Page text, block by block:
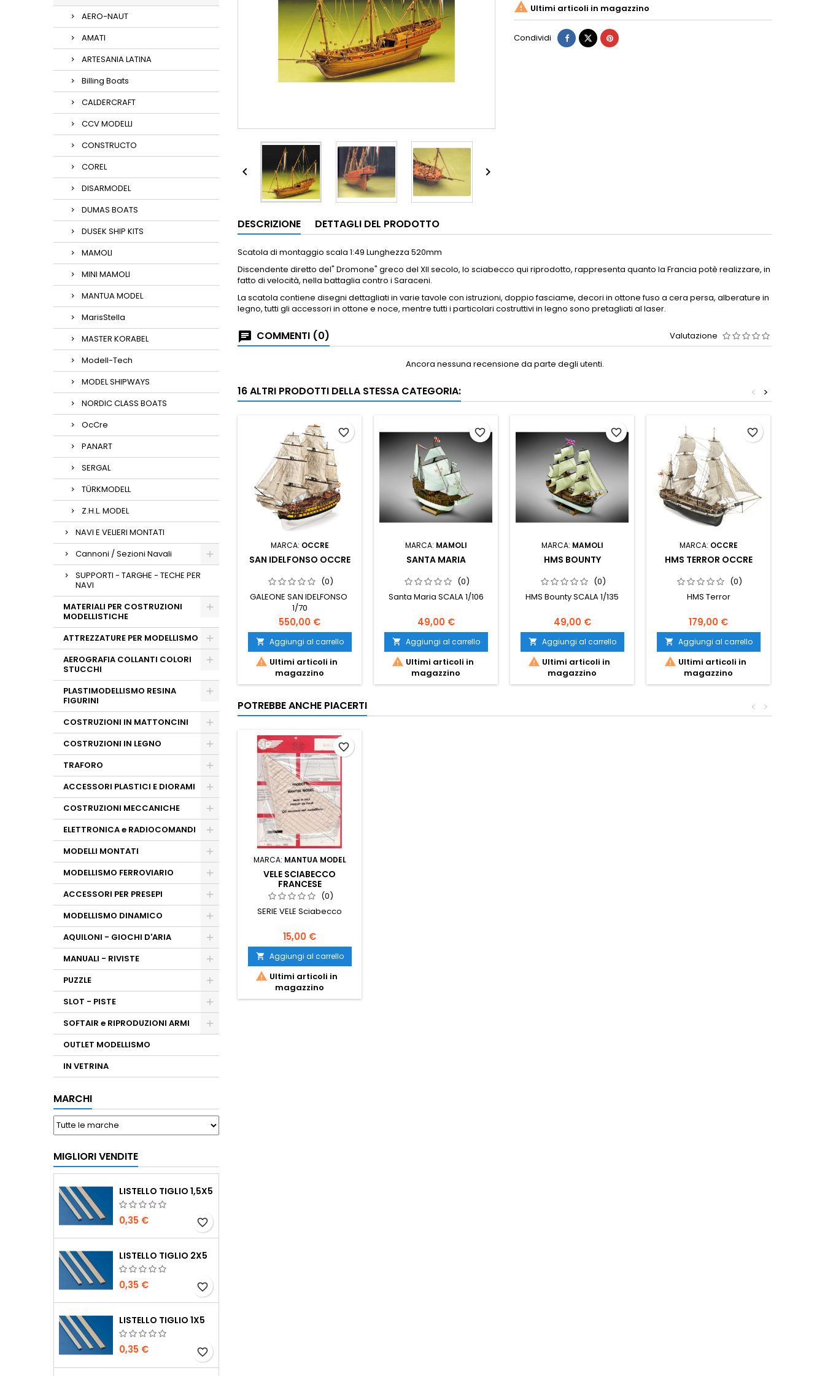
AERO-NAUT
AMATI
ARTESANIA LATINA
Billing Boats
CALDERCRAFT
CCV MODELLI
CONSTRUCTO
COREL
DISARMODEL
DUMAS BOATS
DUSEK SHIP KITS
MAMOLI
MINI MAMOLI
MANTUA MODEL
MarisStella
MASTER KORABEL
Modell-Tech
MODEL SHIPWAYS
NORDIC CLASS BOATS
OcCre
PANART
SERGAL
TÜRKMODELL
Z.H.L. MODEL
NAVI E VELIERI MONTATI
Cannoni / Sezioni Navali
SUPPORTI - TARGHE - TECHE PER
NAVI
MATERIALI PER COSTRUZIONI
MODELLISTICHE
ATTREZZATURE PER MODELLISMO
AEROGRAFIA COLLANTI COLORI
STUCCHI
PLASTIMODELLISMO RESINA
FIGURINI
COSTRUZIONI IN MATTONCINI
COSTRUZIONI IN LEGNO
TRAFORO
ACCESSORI PLASTICI E DIORAMI
COSTRUZIONI MECCANICHE
ELETTRONICA e RADIOCOMANDI
MODELLI MONTATI
MODELLISMO FERROVIARIO
ACCESSORI PER PRESEPI
MODELLISMO DINAMICO
AQUILONI - GIOCHI D'ARIA
MANUALI - RIVISTE
PUZZLE
SLOT - PISTE
SOFTAIR e RIPRODUZIONI ARMI
OUTLET MODELLISMO
IN VETRINA
MARCHI
MIGLIORI VENDITE
LISTELLO TIGLIO 1,5X5
0,35 € favorite_border
LISTELLO TIGLIO 2X5
0,35 € favorite_border
LISTELLO TIGLIO 1X5
0,35 € favorite_border
 
 Ultimi articoli in magazzino
Condividi
DESCRIZIONE DETTAGLI DEL PRODOTTO
Scatola di montaggio scala 1:49 Lunghezza 520mm
Discendente diretto del" Dromone" greco del XII secolo, lo sciabecco qui riprodotto, rappresenta quanto la Francia potè realizzare, in
fatto di velocità, nella battaglia contro i Saraceni.
La scatola contiene disegni dettagliati in varie tavole con istruzioni, doppio fasciame, decori in ottone fuso a cera persa, alberature in
legno, tutti gli accessori in ottone e noce, mentre tutti i particolari costruttivi in legno sono pretagliati al laser.
COMMENTI (0) Valutazione
Ancora nessuna recensione da parte degli utenti.
16 ALTRI PRODOTTI DELLA STESSA CATEGORIA: >
<
MARCA: OCCRE
SAN IDELFONSO OCCRE
(0)
GALEONE SAN IDELFONSO
1/70
550,00 €
 Aggiungi al carrello
 Ultimi articoli in
magazzino
favorite_border
MARCA: MAMOLI
SANTA MARIA
(0)
Santa Maria SCALA 1/106
49,00 €
 Aggiungi al carrello
 Ultimi articoli in
magazzino
favorite_border
MARCA: MAMOLI
HMS BOUNTY
(0)
HMS Bounty SCALA 1/135
49,00 €
 Aggiungi al carrello
 Ultimi articoli in
magazzino
favorite_border
MARCA: OCCRE
HMS TERROR OCCRE
(0)
HMS Terror
179,00 €
 Aggiungi al carrello
 Ultimi articoli in
magazzino
favorite_border
POTREBBE ANCHE PIACERTI >
<
MARCA: MANTUA MODEL
VELE SCIABECCO
FRANCESE
(0)
SERIE VELE Sciabecco
15,00 €
 Aggiungi al carrello
 Ultimi articoli in
magazzino
favorite_border